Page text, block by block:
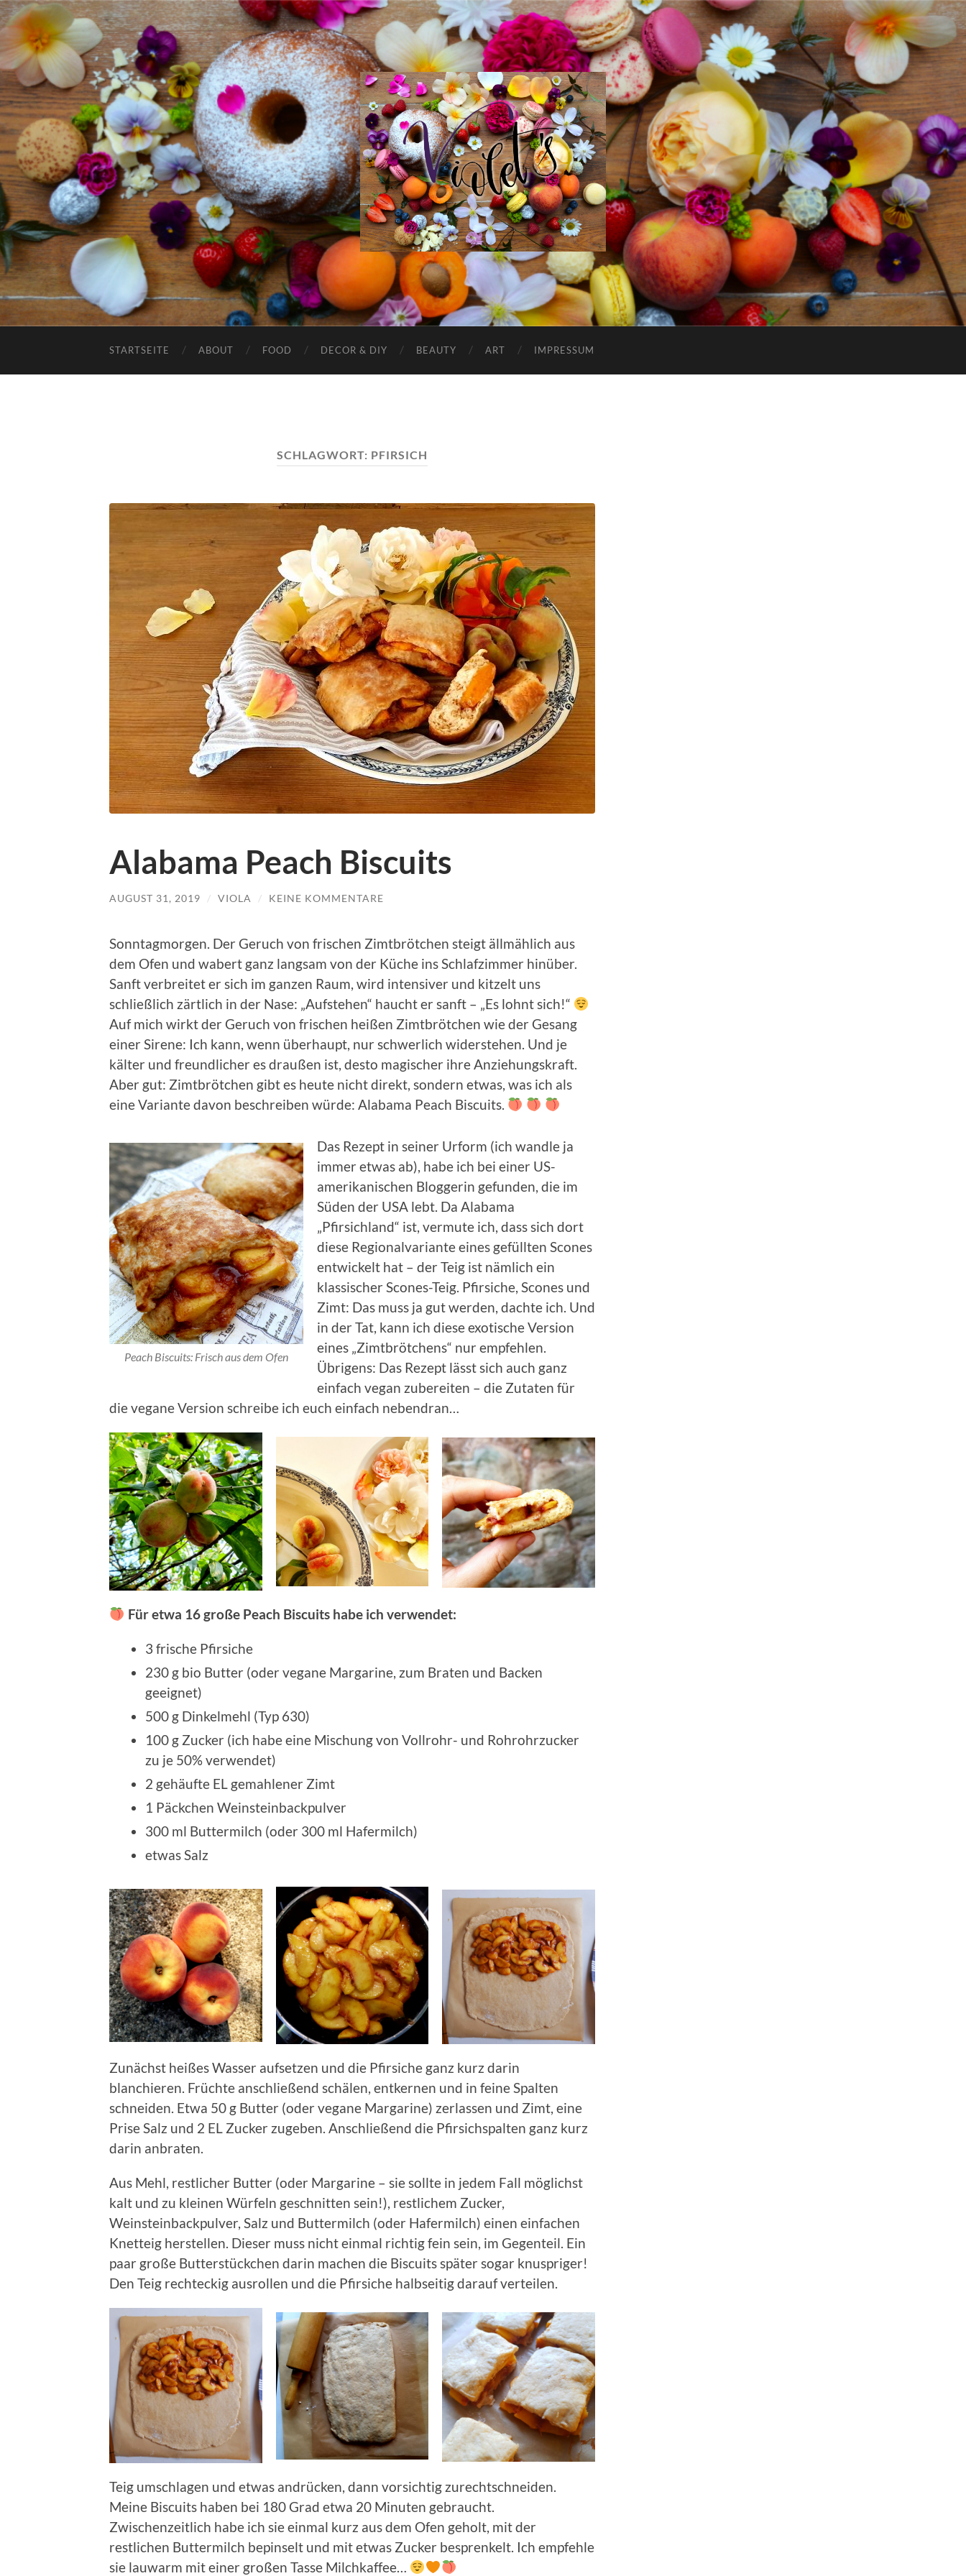
Violet
STARTSEITE ABOUT FOOD DECOR & DIY BEAUTY ART IMPRESSUM
SCHLAGWORT: PFIRSICH
Alabama Peach Biscuits
AUGUST 31, 2019 / VIOLA / KEINE KOMMENTARE
Sonntagmorgen. Der Geruch von frischen Zimtbrötchen steigt ällmählich aus
dem Ofen und wabert ganz langsam von der Küche ins Schlafzimmer hinüber.
Sanft verbreitet er sich im ganzen Raum, wird intensiver und kitzelt uns
schließlich zärtlich in der Nase: „Aufstehen“ haucht er sanft – „Es lohnt sich!“
Auf mich wirkt der Geruch von frischen heißen Zimtbrötchen wie der Gesang
einer Sirene: Ich kann, wenn überhaupt, nur schwerlich widerstehen. Und je
kälter und freundlicher es draußen ist, desto magischer ihre Anziehungskraft.
Aber gut: Zimtbrötchen gibt es heute nicht direkt, sondern etwas, was ich als
eine Variante davon beschreiben würde: Alabama Peach Biscuits.
Peach Biscuits: Frisch aus dem Ofen
Das Rezept in seiner Urform (ich wandle ja
immer etwas ab), habe ich bei einer US-
amerikanischen Bloggerin gefunden, die im
Süden der USA lebt. Da Alabama
„Pfirsichland“ ist, vermute ich, dass sich dort
diese Regionalvariante eines gefüllten Scones
entwickelt hat – der Teig ist nämlich ein
klassischer Scones-Teig. Pfirsiche, Scones und
Zimt: Das muss ja gut werden, dachte ich. Und
in der Tat, kann ich diese exotische Version
eines „Zimtbrötchens“ nur empfehlen.
Übrigens: Das Rezept lässt sich auch ganz
einfach vegan zubereiten – die Zutaten für
die vegane Version schreibe ich euch einfach nebendran…
Für etwa 16 große Peach Biscuits habe ich verwendet:
3 frische Pfirsiche
230 g bio Butter (oder vegane Margarine, zum Braten und Backen
geeignet)
500 g Dinkelmehl (Typ 630)
100 g Zucker (ich habe eine Mischung von Vollrohr- und Rohrohrzucker
zu je 50% verwendet)
2 gehäufte EL gemahlener Zimt
1 Päckchen Weinsteinbackpulver
300 ml Buttermilch (oder 300 ml Hafermilch)
etwas Salz
Zunächst heißes Wasser aufsetzen und die Pfirsiche ganz kurz darin
blanchieren. Früchte anschließend schälen, entkernen und in feine Spalten
schneiden. Etwa 50 g Butter (oder vegane Margarine) zerlassen und Zimt, eine
Prise Salz und 2 EL Zucker zugeben. Anschließend die Pfirsichspalten ganz kurz
darin anbraten.
Aus Mehl, restlicher Butter (oder Margarine – sie sollte in jedem Fall möglichst
kalt und zu kleinen Würfeln geschnitten sein!), restlichem Zucker,
Weinsteinbackpulver, Salz und Buttermilch (oder Hafermilch) einen einfachen
Knetteig herstellen. Dieser muss nicht einmal richtig fein sein, im Gegenteil. Ein
paar große Butterstückchen darin machen die Biscuits später sogar knuspriger!
Den Teig rechteckig ausrollen und die Pfirsiche halbseitig darauf verteilen.
Teig umschlagen und etwas andrücken, dann vorsichtig zurechtschneiden.
Meine Biscuits haben bei 180 Grad etwa 20 Minuten gebraucht.
Zwischenzeitlich habe ich sie einmal kurz aus dem Ofen geholt, mit der
restlichen Buttermilch bepinselt und mit etwas Zucker besprenkelt. Ich empfehle
sie lauwarm mit einer großen Tasse Milchkaffee…